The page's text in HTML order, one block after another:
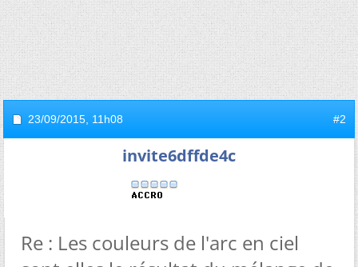
23/09/2015, 11h08 #2
invite6dffde4c
Re : Les couleurs de l'arc en ciel